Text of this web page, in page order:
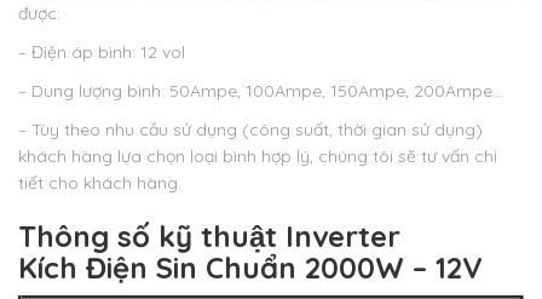
được:
– Điện áp bình: 12 vol
– Dung lượng bình: 50Ampe, 100Ampe, 150Ampe, 200Ampe…
– Tùy theo nhu cầu sử dụng (công suất, thời gian sử dụng)
khách hàng lựa chọn loại bình hợp lý, chúng tôi sẽ tư vấn chi
tiết cho khách hàng.
Thông số kỹ thuật Inverter
Kích Điện Sin Chuẩn 2000W – 12V